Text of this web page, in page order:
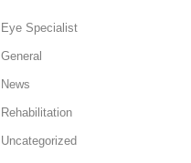
Eye Specialist
General
News
Rehabilitation
Uncategorized